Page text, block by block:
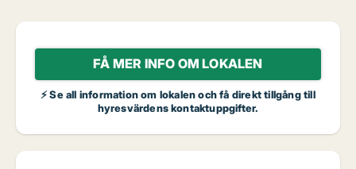
FÅ MER INFO OM LOKALEN
⚡ Se all information om lokalen och få direkt tillgång till
hyresvärdens kontaktuppgifter.